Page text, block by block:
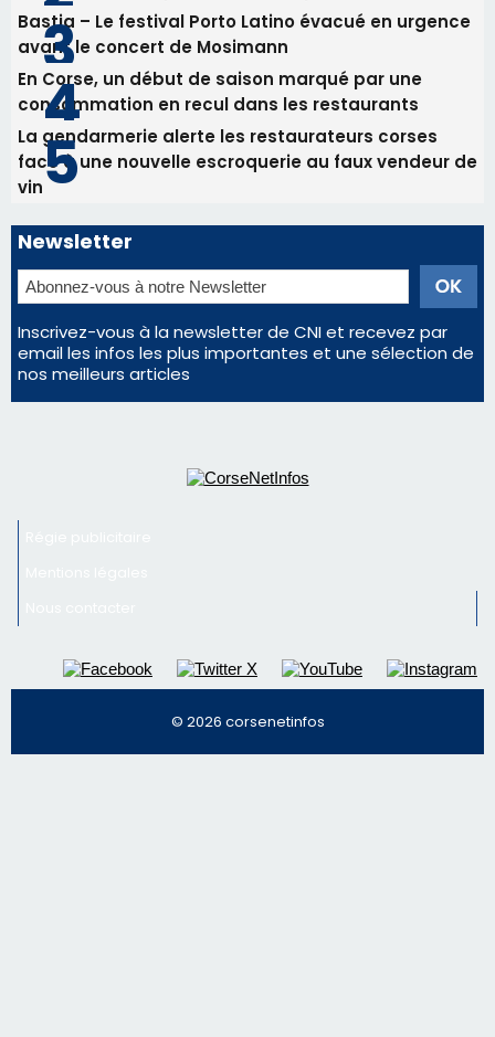
Newsletter
Inscrivez-vous à la newsletter de CNI et recevez par
email les infos les plus importantes et une sélection de
nos meilleurs articles
Régie publicitaire
Mentions légales
Nous contacter